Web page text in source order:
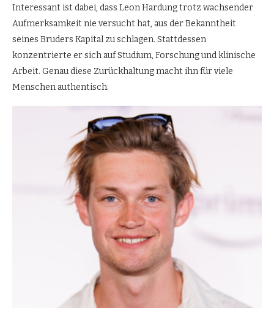
Interessant ist dabei, dass Leon Hardung trotz wachsender
Aufmerksamkeit nie versucht hat, aus der Bekanntheit
seines Bruders Kapital zu schlagen. Stattdessen
konzentrierte er sich auf Studium, Forschung und klinische
Arbeit. Genau diese Zurückhaltung macht ihn für viele
Menschen authentisch.